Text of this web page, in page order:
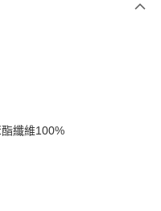
纖維100%